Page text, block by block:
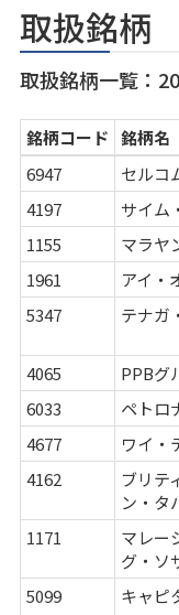
取扱銘柄
取扱銘柄一覧：
銘柄コード 銘柄名
6947
セルコ
4197
サイム
1155
マラヤ
1961
アイ・
5347
テナガ
4065 PPBグ
6033
ペトロ
4677
ワイ・
4162
ブリテ
ン・タ
1171
マレー
グ・ソ
5099 キャピ